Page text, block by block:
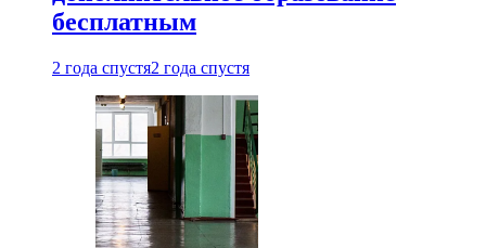
бесплатным
2 года спустя2 года спустя